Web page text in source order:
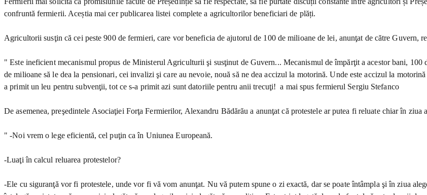
confruntă fermierii. Aceștia mai cer publicarea listei complete a agricultorilor beneficiari de plăți.
Agricultorii susţin că cei peste 900 de fermieri, care vor beneficia de ajutorul de 100 de milioane de lei, anunţat de către Guvern,
" Este ineficient mecanismul propus de Ministerul Agriculturii şi susţinut de Guvern... Mecanismul de împărţit a acestor bani, 100
de milioane să le dea la pensionari, cei invalizi şi care au nevoie, nouă să ne dea accizul la motorină. Unde este accizul la
a primit un leu pentru subvenţii, tot ce s-a primit azi sunt datoriile pentru anii trecuţi! a mai spus fermierul Sergiu Stefanco
De asemenea, preşedintele Asociaţiei Forţa Fermierilor, Alexandru Bădărău a anunţat că protestele ar putea fi reluate chiar în
" -Noi vrem o lege eficientă, cel puţin ca în Uniunea Europeană.
-Luaţi în calcul reluarea protestelor?
-Ele cu siguranţă vor fi protestele, unde vor fi vă vom anunţat. Nu vă putem spune o zi exactă, dar se poate întâmpla şi în ziua